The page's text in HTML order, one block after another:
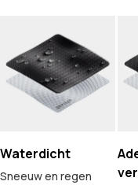
Waterdicht
Sneeuw en regen